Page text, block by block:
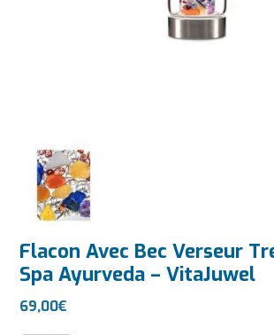
Flacon Avec Bec Verseur
Spa Ayurveda – VitaJuwel
69,00€